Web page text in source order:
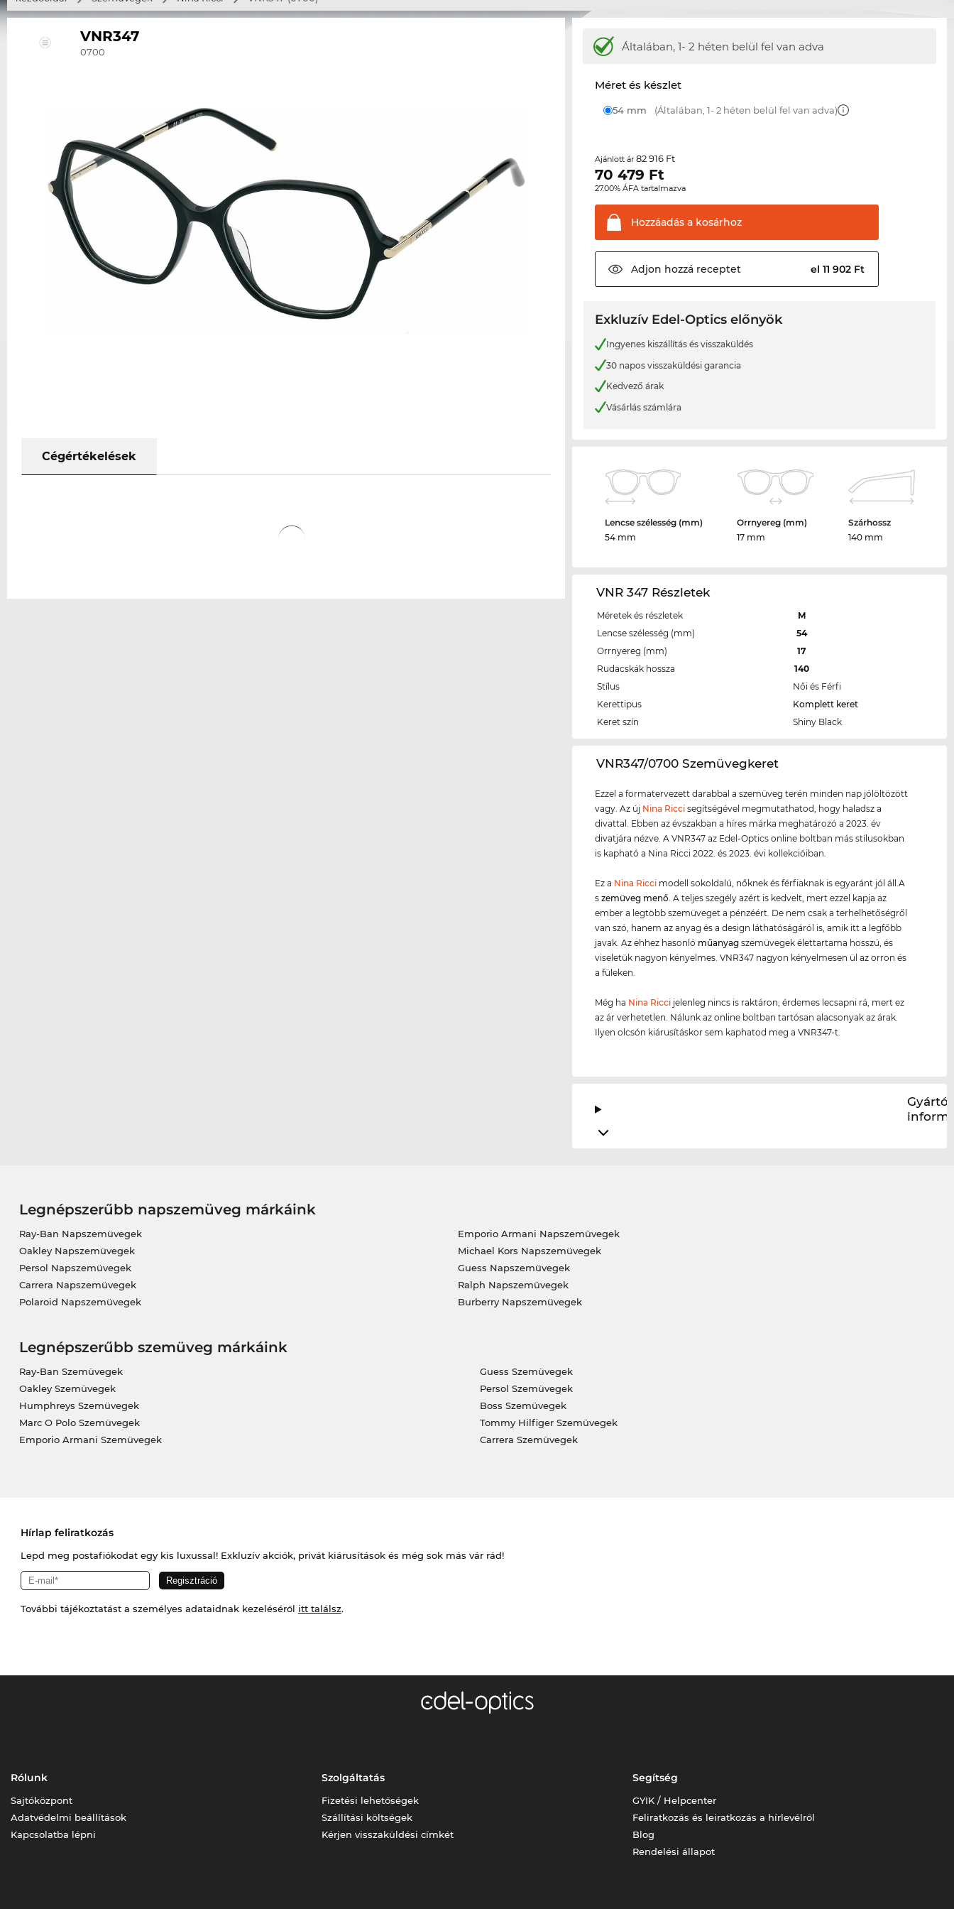
VNR347
0700
Cégértékelések
Általában, 1- 2 héten belül fel van adva
Méret és készlet
54 mm (Általában, 1- 2 héten belül fel van adva)
Ajánlott ár82 916 Ft
70 479 Ft
27.00% ÁFA tartalmazva
Hozzáadás a kosárhoz
Adjon hozzá receptet el 11 902 Ft
Exkluzív Edel-Optics előnyök
Ingyenes kiszállítás és visszaküldés
30 napos visszaküldési garancia
Kedvező árak
Vásárlás számlára
Lencse szélesség (mm)
54 mm
Orrnyereg (mm)
17 mm
Szárhossz
140 mm
VNR 347 Részletek
Méretek és részletek
M
Lencse szélesség (mm)
54
Orrnyereg (mm)
17
Rudacskák hossza
140
Stílus
Női és Férfi
Kerettipus
Komplett keret
Keret szín
Shiny Black
‌VNR347/0700 Szemüvegkeret
Ezzel a formatervezett darabbal a szemüveg terén minden nap jólöltözött
vagy. Az új Nina Ricci segítségével megmutathatod, hogy haladsz a
divattal. Ebben az évszakban a híres márka meghatározó a 2023. év
divatjára nézve. A VNR347 az Edel-Optics online boltban más stílusokban
is kapható a Nina Ricci 2022. és 2023. évi kollekcióiban.
Ez a Nina Ricci modell sokoldalú, nőknek és férfiaknak is egyaránt jól áll.A
szemüveg menő. A teljes szegély azért is kedvelt, mert ezzel kapja az
ember a legtöbb szemüveget a pénzéért. De nem csak a terhelhetőségről
van szó, hanem az anyag és a design láthatóságáról is, amik itt a legfőbb
javak. Az ehhez hasonló műanyag szemüvegek élettartama hosszú, és
viseletük nagyon kényelmes. VNR347 nagyon kényelmesen ül az orron és
a füleken.
Még ha Nina Ricci jelenleg nincs is raktáron, érdemes lecsapni rá, mert ez
az ár verhetetlen. Nálunk az online boltban tartósan alacsonyak az árak.
Ilyen olcsón kiárusításkor sem kaphatod meg a VNR347-t.
Gyártói
Legnépszerűbb napszemüveg márkáink
Ray-Ban Napszemüvegek
Oakley Napszemüvegek
Persol Napszemüvegek
Carrera Napszemüvegek
Polaroid Napszemüvegek
Emporio Armani Napszemüvegek
Michael Kors Napszemüvegek
Guess Napszemüvegek
Ralph Napszemüvegek
Burberry Napszemüvegek
Legnépszerűbb szemüveg márkáink
Ray-Ban Szemüvegek
Oakley Szemüvegek
Humphreys Szemüvegek
Marc O Polo Szemüvegek
Emporio Armani Szemüvegek
Guess Szemüvegek
Persol Szemüvegek
Boss Szemüvegek
Tommy Hilfiger Szemüvegek
Carrera Szemüvegek
Hírlap feliratkozás
Lepd meg postafiókodat egy kis luxussal! Exkluzív akciók, privát kiárusítások és még sok más vár rád!
További tájékoztatást a személyes adataidnak kezeléséről itt találsz.
Rólunk
Sajtóközpont
Adatvédelmi beállítások
Kapcsolatba lépni
Szolgáltatás
Fizetési lehetőségek
Szállítási költségek
Kérjen visszaküldési címkét
Segítség
GYIK / Helpcenter
Feliratkozás és leiratkozás a hírlevélről
Blog
Rendelési állapot